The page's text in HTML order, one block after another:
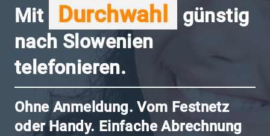
Mit Durchwahl
günstig
nach Slowenien
telefonieren.
Ohne Anmeldung. Vom Festnetz
oder Handy. Einfache Abrechnung